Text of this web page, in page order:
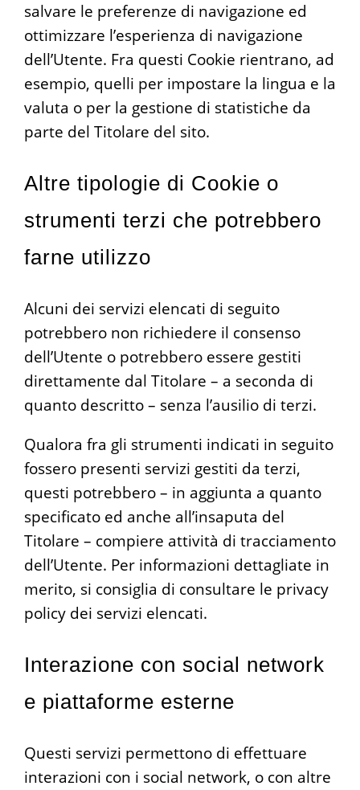
salvare le preferenze di navigazione ed
ottimizzare l’esperienza di navigazione
dell’Utente. Fra questi Cookie rientrano, ad
esempio, quelli per impostare la lingua e la
valuta o per la gestione di statistiche da
parte del Titolare del sito.
Altre tipologie di Cookie o
strumenti terzi che potrebbero
farne utilizzo
Alcuni dei servizi elencati di seguito
potrebbero non richiedere il consenso
dell’Utente o potrebbero essere gestiti
direttamente dal Titolare – a seconda di
quanto descritto – senza l’ausilio di terzi.
Qualora fra gli strumenti indicati in seguito
fossero presenti servizi gestiti da terzi,
questi potrebbero – in aggiunta a quanto
specificato ed anche all’insaputa del
Titolare – compiere attività di tracciamento
dell’Utente. Per informazioni dettagliate in
merito, si consiglia di consultare le privacy
policy dei servizi elencati.
Interazione con social network
e piattaforme esterne
Questi servizi permettono di effettuare
interazioni con i social network, o con altre